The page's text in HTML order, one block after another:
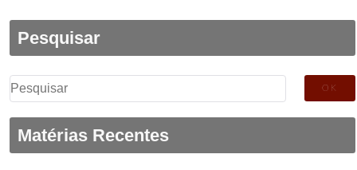
Pesquisar
Pesquisar
por:
Matérias Recentes